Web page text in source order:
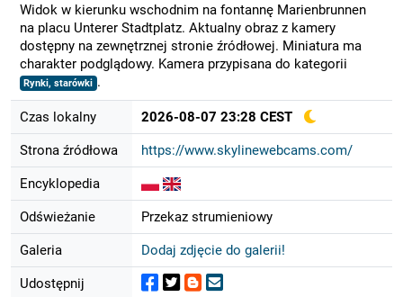
Widok w kierunku wschodnim na fontannę Marienbrunnen
na placu Unterer Stadtplatz. Aktualny obraz z kamery
dostępny na zewnętrznej stronie źródłowej. Miniatura ma
charakter podglądowy. Kamera przypisana do kategorii
Rynki, starówki .
Czas lokalny 2026-08-07 23:28 CEST
Strona źródłowa https://www.skylinewebcams.com/
Encyklopedia
Odświeżanie Przekaz strumieniowy
Galeria Dodaj zdjęcie do galerii!
Udostępnij